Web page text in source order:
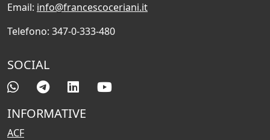
Email: info@francescoceriani.it
Telefono: 347-0-333-480
SOCIAL
INFORMATIVE
ACF